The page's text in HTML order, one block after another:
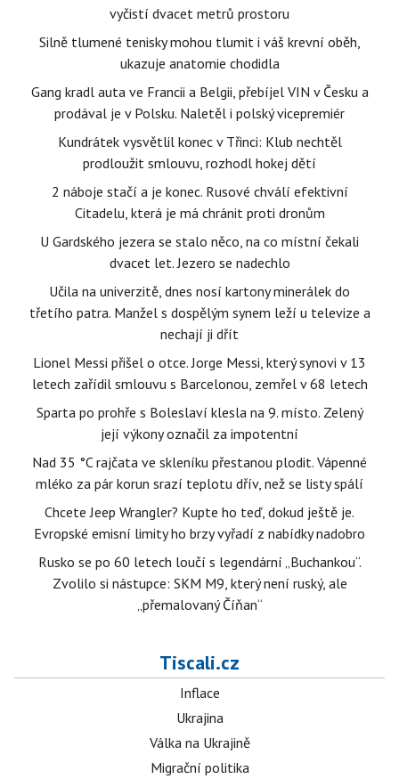
vyčistí dvacet metrů prostoru
Silně tlumené tenisky mohou tlumit i váš krevní oběh,
ukazuje anatomie chodidla
Gang kradl auta ve Francii a Belgii, přebíjel VIN v Česku a
prodával je v Polsku. Naletěl i polský vicepremiér
Kundrátek vysvětlil konec v Třinci: Klub nechtěl
prodloužit smlouvu, rozhodl hokej dětí
2 náboje stačí a je konec. Rusové chválí efektivní
Citadelu, která je má chránit proti dronům
U Gardského jezera se stalo něco, na co místní čekali
dvacet let. Jezero se nadechlo
Učila na univerzitě, dnes nosí kartony minerálek do
třetího patra. Manžel s dospělým synem leží u televize a
nechají ji dřít
Lionel Messi přišel o otce. Jorge Messi, který synovi v 13
letech zařídil smlouvu s Barcelonou, zemřel v 68 letech
Sparta po prohře s Boleslaví klesla na 9. místo. Zelený
její výkony označil za impotentní
Nad 35 °C rajčata ve skleníku přestanou plodit. Vápenné
mléko za pár korun srazí teplotu dřív, než se listy spálí
Chcete Jeep Wrangler? Kupte ho teď, dokud ještě je.
Evropské emisní limity ho brzy vyřadí z nabídky nadobro
Rusko se po 60 letech loučí s legendární „Buchankou“.
Zvolilo si nástupce: SKM M9, který není ruský, ale
„přemalovaný Číňan“
Tiscali.cz
Inflace
Ukrajina
Válka na Ukrajině
Migrační politika